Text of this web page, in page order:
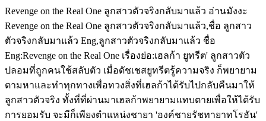
Revenge on the Real One ลูกสาวตัวจริงกลับมาแล้ว อ่านมังงะ
Revenge on the Real One ลูกสาวตัวจริงกลับมาแล้ว,ชื่อ ลูกสาว
ตัวจริงกลับมาแล้ว Eng,ลูกสาวตัวจริงกลับมาแล้ว ชื่อ
Eng:Revenge on the Real One เรื่องย่อ:เฮลก้า ยูทรีต' ลูกสาวตัว
ปลอมที่ถูกคนใช้สลับตัว เมื่อดัชเชสยูทรีตรู้ความจริง ก็พยายาม
ตามหาและทำทุกทางเพื่อทวงสิ่งที่เฮลก้าได้รับไปกลับคืนมาให้
ลูกสาวตัวจริง ทั้งที่ที่ผ่านมาเฮลก้าพยายามแทบตายเพื่อให้ได้รับ
การยอมรับ จะมีก็เพียงตำแหน่งชายา 'องค์ชายรัชทายาทโรฮัน'